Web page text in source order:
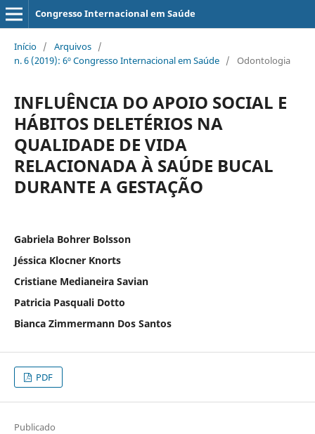
Congresso Internacional em Saúde
Início / Arquivos /
n. 6 (2019): 6º Congresso Internacional em Saúde / Odontologia
INFLUÊNCIA DO APOIO SOCIAL E
HÁBITOS DELETÉRIOS NA
QUALIDADE DE VIDA
RELACIONADA À SAÚDE BUCAL
DURANTE A GESTAÇÃO
Gabriela Bohrer Bolsson
Jéssica Klocner Knorts
Cristiane Medianeira Savian
Patricia Pasquali Dotto
Bianca Zimmermann Dos Santos
PDF
Publicado